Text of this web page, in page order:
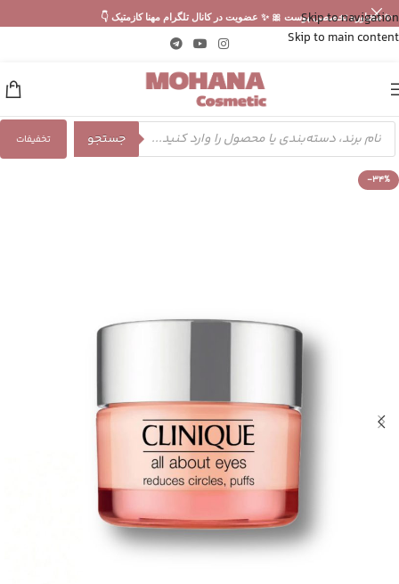
Skip to navigation
Skip to main content
✨ مشاوره تخصصی پوست 🎀 ✨ عضویت در کانال تلگرام مهنا کازمتیک 👇
جستجو تخفیفات
-34%